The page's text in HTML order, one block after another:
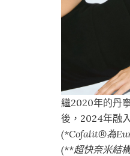
繼2020年的丹
後，2024年融
(*Cofalit®為
(**超快奈米結